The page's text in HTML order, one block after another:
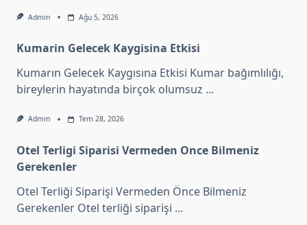
Admin Ağu 5, 2026
Kumarin Gelecek Kaygisina Etkisi
Kumarın Gelecek Kaygısına Etkisi Kumar bağımlılığı,
bireylerin hayatında birçok olumsuz ...
Admin Tem 28, 2026
Otel Terligi Siparisi Vermeden Once Bilmeniz
Gerekenler
Otel Terliği Siparişi Vermeden Önce Bilmeniz
Gerekenler Otel terliği siparişi ...